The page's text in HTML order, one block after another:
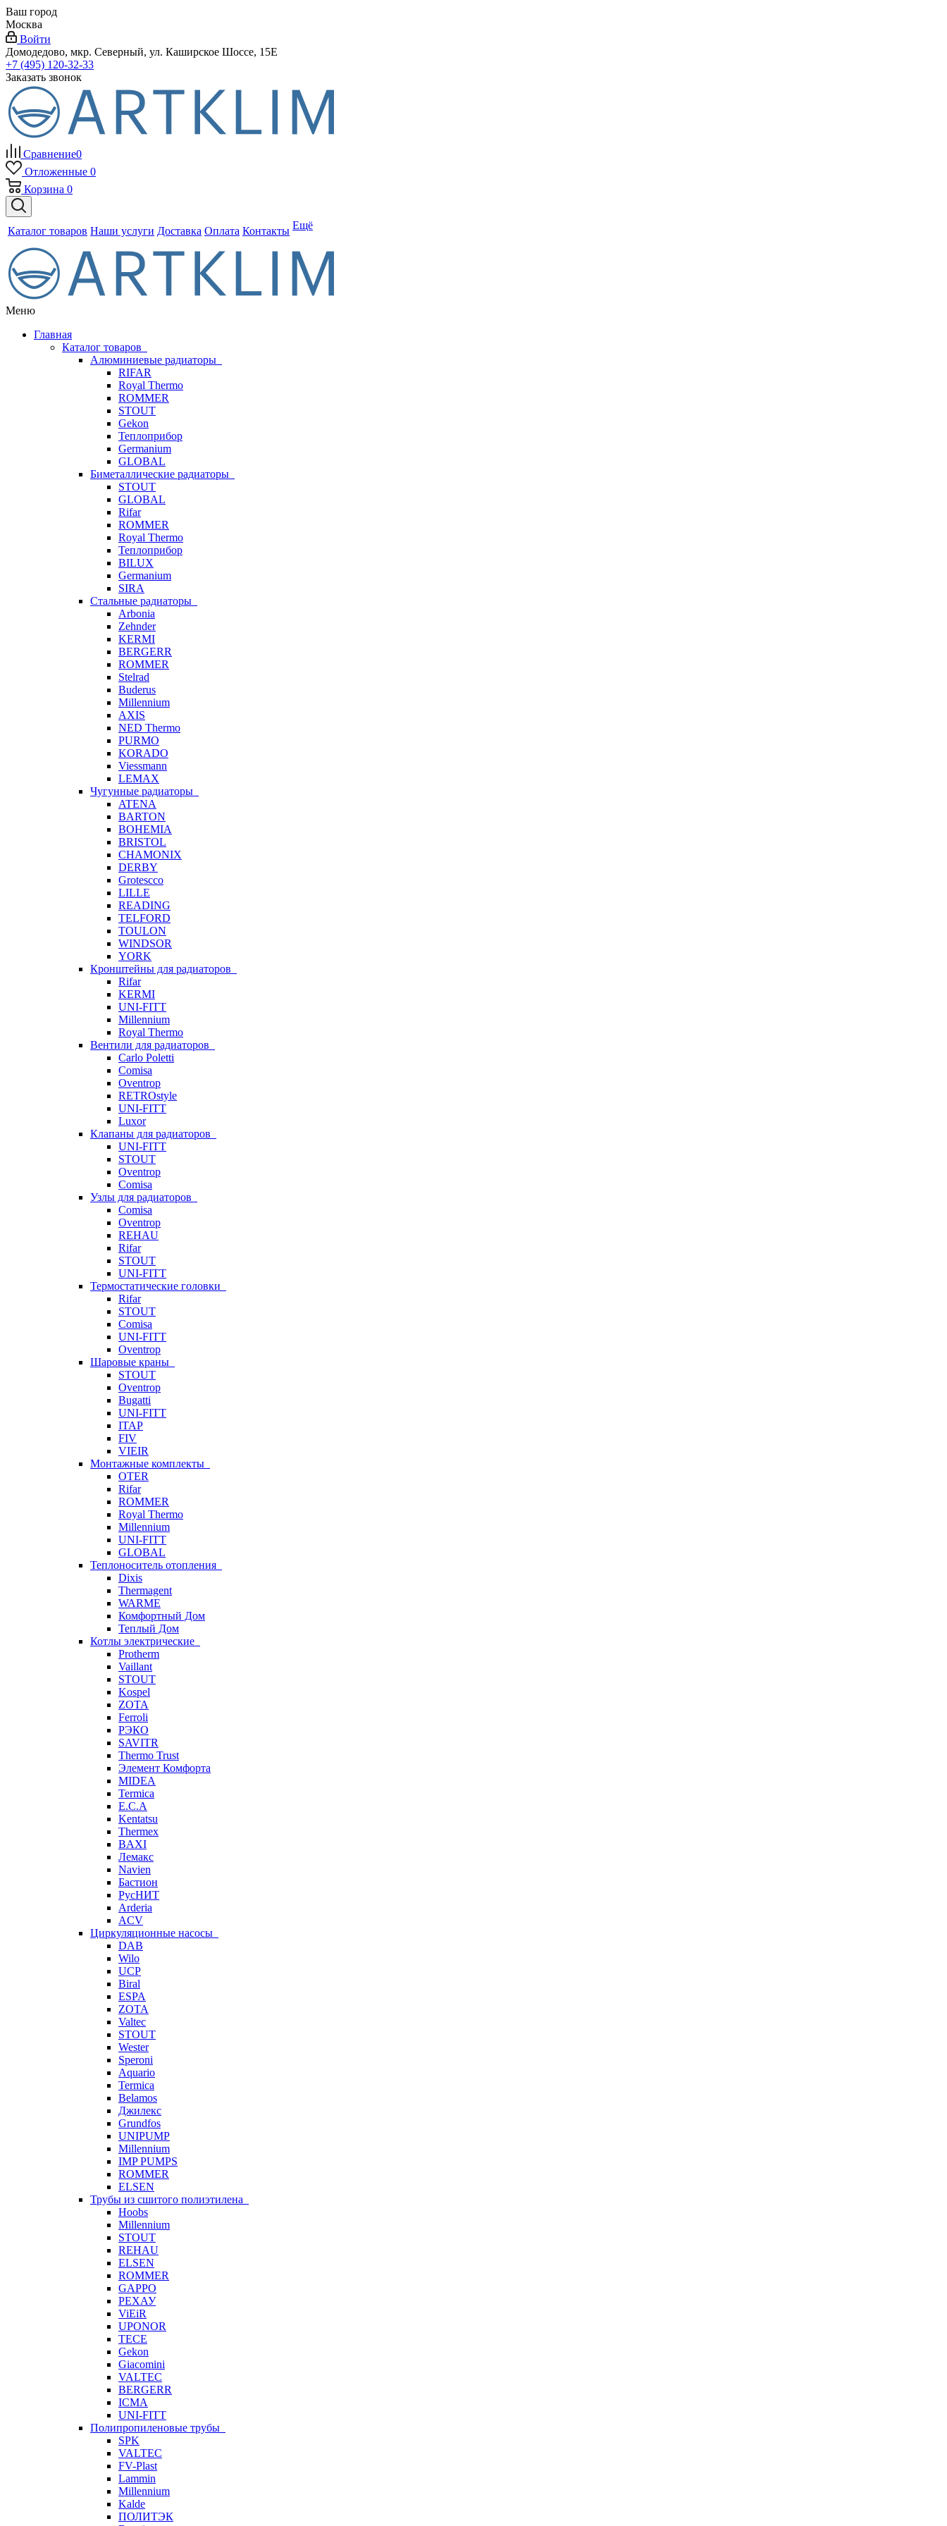
Ваш город
Москва
Войти
Домодедово, мкр. Северный, ул. Каширское Шоссе, 15Е
+7 (495) 120-32-33
Заказать звонок
Сравнение0
Отложенные 0
Корзина 0
Каталог товаров Наши услуги Доставка Оплата Контакты Ещё
Меню
Главная
Каталог товаров
Алюминиевые радиаторы
RIFAR
Royal Thermo
ROMMER
STOUT
Gekon
Теплоприбор
Germanium
GLOBAL
Биметаллические радиаторы
STOUT
GLOBAL
Rifar
ROMMER
Royal Thermo
Теплоприбор
BILUX
Germanium
SIRA
Стальные радиаторы
Arbonia
Zehnder
KERMI
BERGERR
ROMMER
Stelrad
Buderus
Millennium
AXIS
NED Thermo
PURMO
KORADO
Viessmann
LEMAX
Чугунные радиаторы
ATENA
BARTON
BOHEMIA
BRISTOL
CHAMONIX
DERBY
Grotescco
LILLE
READING
TELFORD
TOULON
WINDSOR
YORK
Кронштейны для радиаторов
Rifar
KERMI
UNI-FITT
Millennium
Royal Thermo
Вентили для радиаторов
Carlo Poletti
Comisa
Oventrop
RETROstyle
UNI-FITT
Luxor
Клапаны для радиаторов
UNI-FITT
STOUT
Oventrop
Comisa
Узлы для радиаторов
Comisa
Oventrop
REHAU
Rifar
STOUT
UNI-FITT
Термостатические головки
Rifar
STOUT
Comisa
UNI-FITT
Oventrop
Шаровые краны
STOUT
Oventrop
Bugatti
UNI-FITT
ITAP
FIV
VIEIR
Монтажные комплекты
OTER
Rifar
ROMMER
Royal Thermo
Millennium
UNI-FITT
GLOBAL
Теплоноситель отопления
Dixis
Thermagent
WARME
Комфортный Дом
Теплый Дом
Котлы электрические
Protherm
Vaillant
STOUT
Kospel
ZOTA
Ferroli
РЭКО
SAVITR
Thermo Trust
Элемент Комфорта
MIDEA
Termica
E.C.A
Kentatsu
Thermex
BAXI
Лемакс
Navien
Бастион
РусНИТ
Arderia
ACV
Циркуляционные насосы
DAB
Wilo
UCP
Biral
ESPA
ZOTA
Valtec
STOUT
Wester
Speroni
Aquario
Termica
Belamos
Джилекс
Grundfos
UNIPUMP
Millennium
IMP PUMPS
ROMMER
ELSEN
Трубы из сшитого полиэтилена
Hoobs
Millennium
STOUT
REHAU
ELSEN
ROMMER
GAPPO
РЕХАУ
ViEiR
UPONOR
TECE
Gekon
Giacomini
VALTEC
BERGERR
ICMA
UNI-FITT
Полипропиленовые трубы
SPK
VALTEC
FV-Plast
Lammin
Millennium
Kalde
ПОЛИТЭК